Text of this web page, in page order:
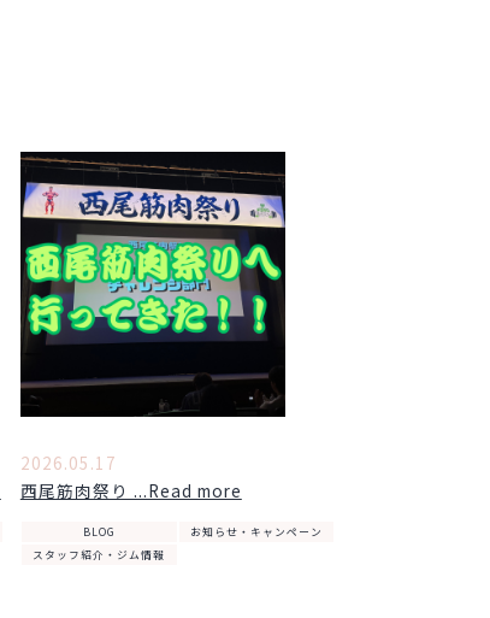
2026.05.17
西尾筋肉祭り ...Read more
BLOG
お知らせ・キャンペーン
スタッフ紹介・ジム情報